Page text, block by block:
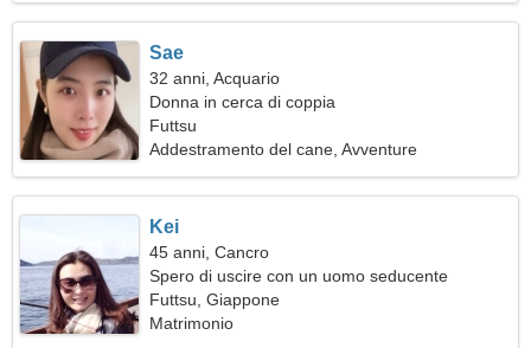
Sae
32 anni, Acquario
Donna in cerca di coppia
Futtsu
Addestramento del cane, Avventure
Kei
45 anni, Cancro
Spero di uscire con un uomo seducente
Futtsu, Giappone
Matrimonio